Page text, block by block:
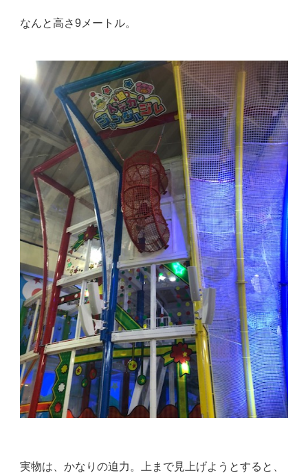
なんと高さ9メートル。
実物は、かなりの迫力。上まで見上げようとすると、